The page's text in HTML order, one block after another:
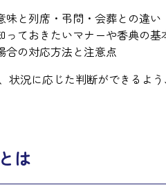
味と列席・弔問・会葬との違い
っておきたいマナーや香典の基
合の対応方法と注意点
状況に応じた判断ができるよ
は